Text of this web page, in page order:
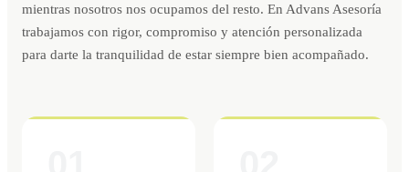
mientras nosotros nos ocupamos del resto. En Advans Asesoría
trabajamos con rigor, compromiso y atención personalizada
para darte la tranquilidad de estar siempre bien acompañado.